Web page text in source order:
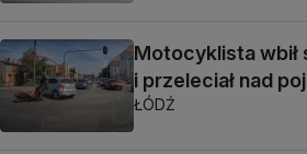
Motocyklista wbił
i przeleciał nad
ŁÓDŹ